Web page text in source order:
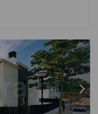
Cascais, Cascais e